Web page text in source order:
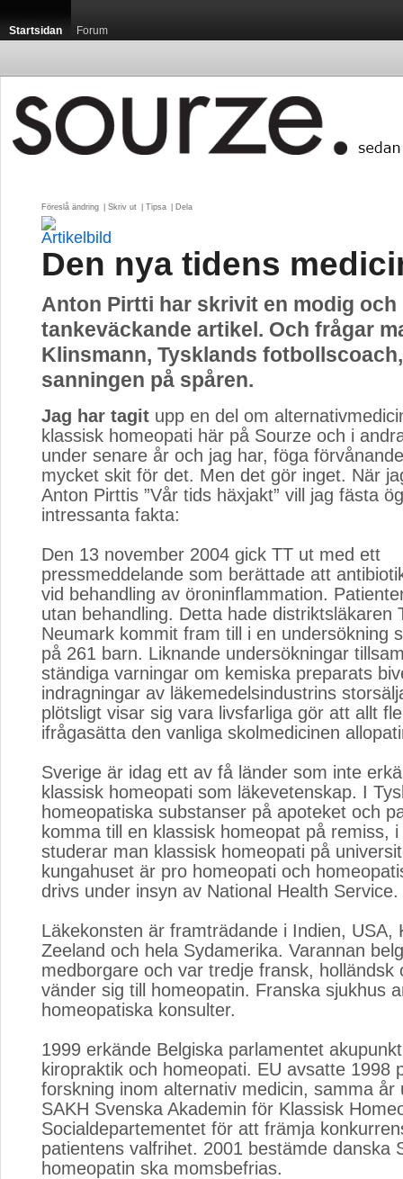
Startsidan Forum
Föreslå ändring Skriv ut Tipsa Dela
Den nya tidens
Anton Pirtti har skrivit en modig och
tankeväckande artikel. Och frågar
Klinsmann, Tysklands
sanningen på spåren.
Jag har tagit upp en del om
klassisk homeopati här på Sourze och i
under senare år och jag har, föga
mycket skit för det. Men det gör inget. När
Anton Pirttis ”Vår tids häxjakt” vill jag fästa
intressanta fakta:
Den 13 november 2004 gick TT ut med ett
pressmeddelande som berättade att
vid behandling av öroninflammation.
utan behandling. Detta hade distriktsläkaren
Neumark kommit fram till i en undersökning
på 261 barn. Liknande undersökningar
ständiga varningar om kemiska preparats
indragningar av läkemedelsindustrins
plötsligt visar sig vara livsfarliga gör att allt
ifrågasätta den vanliga skolmedicinen
Sverige är idag ett av få länder som inte
klassisk homeopati som läkevetenskap. I
homeopatiska substanser på apoteket och
komma till en klassisk homeopat på remiss,
studerar man klassisk homeopati på
kungahuset är pro homeopati och
drivs under insyn av National Health Service.
Läkekonsten är framträdande i Indien, USA,
Zeeland och hela Sydamerika. Varannan
medborgare och var tredje fransk, holländsk
vänder sig till homeopatin. Franska sjukhus
homeopatiska konsulter.
1999 erkände Belgiska parlamentet
kiropraktik och homeopati. EU avsatte 1998
forskning inom alternativ medicin, samma år
SAKH Svenska Akademin för Klassisk
Socialdepartementet för att främja
patientens valfrihet. 2001 bestämde danska
homeopatin ska momsbefrias.